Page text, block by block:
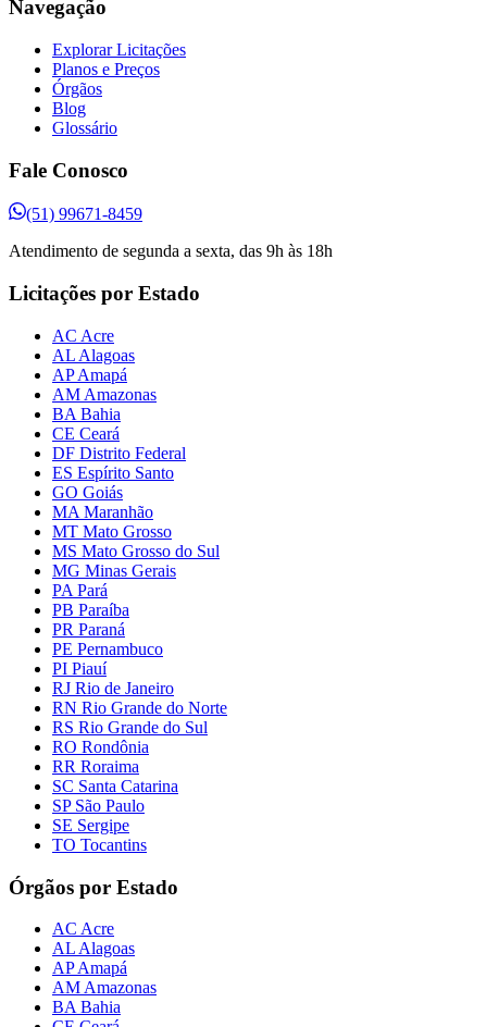
Navegação
Explorar Licitações
Planos e Preços
Órgãos
Blog
Glossário
Fale Conosco
(51) 99671-8459
Atendimento de segunda a sexta, das 9h às 18h
Licitações por Estado
AC Acre
AL Alagoas
AP Amapá
AM Amazonas
BA Bahia
CE Ceará
DF Distrito Federal
ES Espírito Santo
GO Goiás
MA Maranhão
MT Mato Grosso
MS Mato Grosso do Sul
MG Minas Gerais
PA Pará
PB Paraíba
PR Paraná
PE Pernambuco
PI Piauí
RJ Rio de Janeiro
RN Rio Grande do Norte
RS Rio Grande do Sul
RO Rondônia
RR Roraima
SC Santa Catarina
SP São Paulo
SE Sergipe
TO Tocantins
Órgãos por Estado
AC Acre
AL Alagoas
AP Amapá
AM Amazonas
BA Bahia